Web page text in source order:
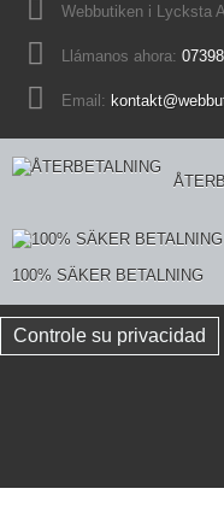
Webbutiken i Lycksta
Llámanos ahora:
Email:
100% SÄKER BETALNING
Controle su privacidad